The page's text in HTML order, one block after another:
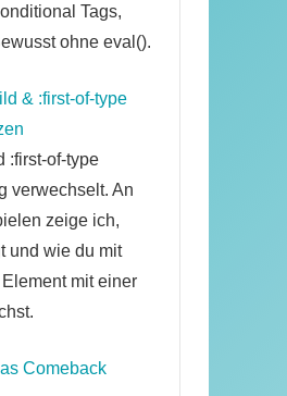
Tags,
ohne eval().
& :first-of-type
:first-of-type
verwechselt. An
zeige ich,
und wie du mit
mit einer
Comeback